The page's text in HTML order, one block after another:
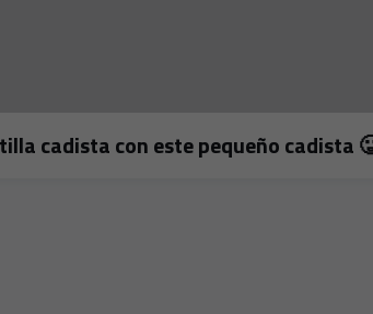
cadista con este pequeño cadista